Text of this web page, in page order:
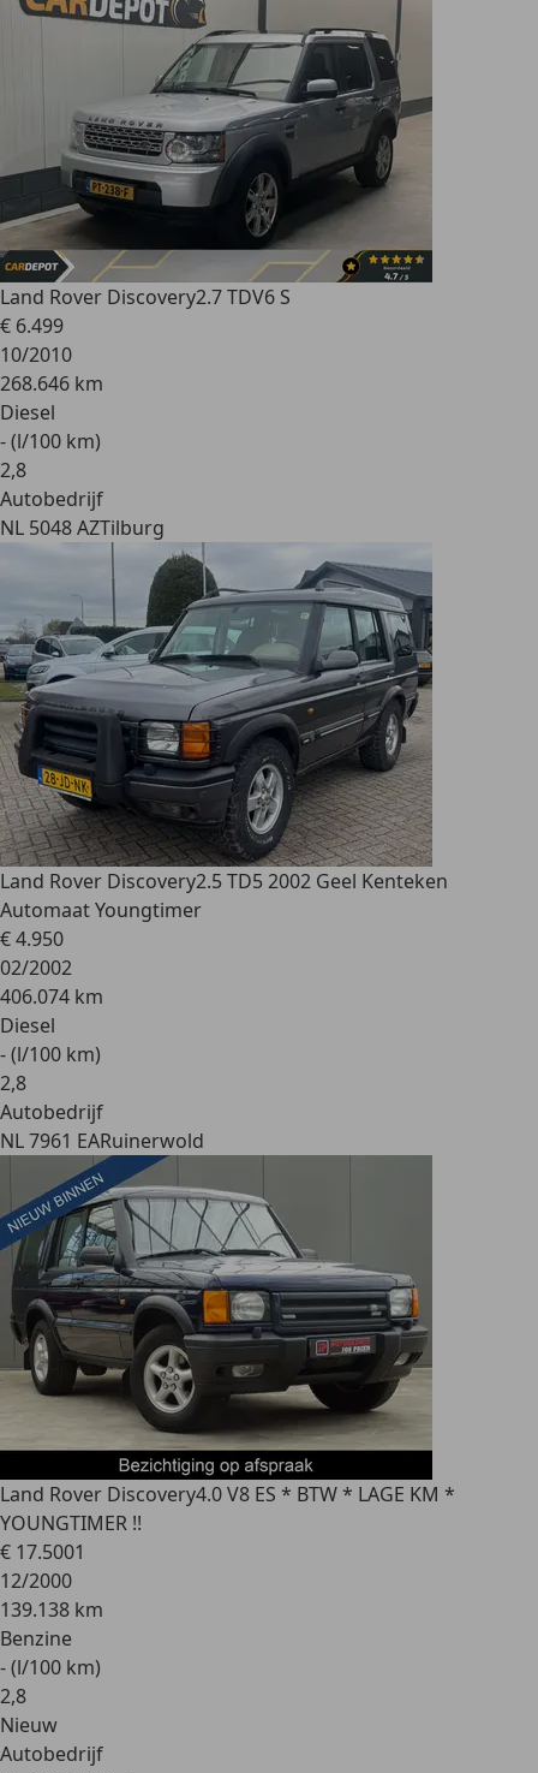
Land Rover Discovery2.7 TDV6 S
€ 6.499
10/2010
268.646 km
Diesel
- (l/100 km)
2,8
Autobedrijf
NL 5048 AZTilburg
Land Rover Discovery2.5 TD5 2002 Geel Kenteken
Automaat Youngtimer
€ 4.950
02/2002
406.074 km
Diesel
- (l/100 km)
2,8
Autobedrijf
NL 7961 EARuinerwold
Land Rover Discovery4.0 V8 ES * BTW * LAGE KM *
YOUNGTIMER !!
€ 17.5001
12/2000
139.138 km
Benzine
- (l/100 km)
2,8
Nieuw
Autobedrijf